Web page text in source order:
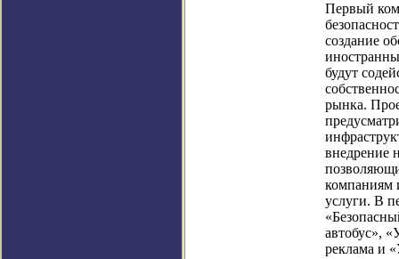
Первый
создание
будут
рынка.
внедрение
компаниям
услуги. В
автобус»,
реклама и